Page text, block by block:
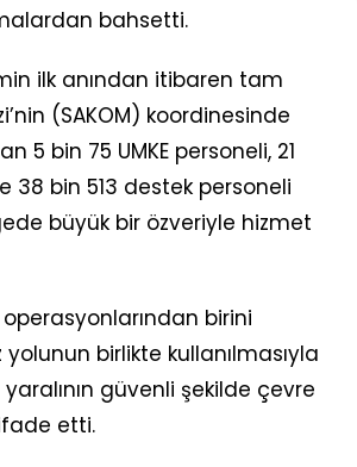
bahsetti.
ilk anından itibaren tam
(SAKOM) koordinesinde
5 bin 75 UMKE personeli, 21
38 bin 513 destek personeli
büyük bir özveriyle hizmet
birini
birlikte kullanılmasıyla
güvenli şekilde çevre
ifade etti.